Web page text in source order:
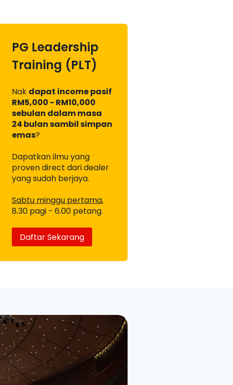
PG Leadership
Training (PLT)
Nak dapat income pasif
RM5,000 - RM10,000
sebulan dalam masa
24 bulan sambil simpan
emas?
Dapatkan ilmu yang
proven direct dari dealer
yang sudah berjaya.
Sabtu minggu pertama,
8.30 pagi - 6.00 petang.
Daftar Sekarang